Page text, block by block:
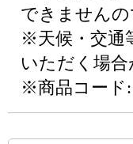
できませんの
※天候・交通
いただく場合
※商品コード: